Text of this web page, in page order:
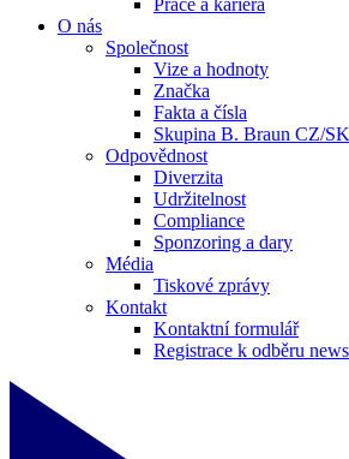
Práce a kariéra
O nás
Společnost
Vize a hodnoty
Značka
Fakta a čísla
Skupina B. Braun CZ/SK
Odpovědnost
Diverzita
Udržitelnost
Compliance
Sponzoring a dary
Média
Tiskové zprávy
Kontakt
Kontaktní formulář
Registrace k odběru